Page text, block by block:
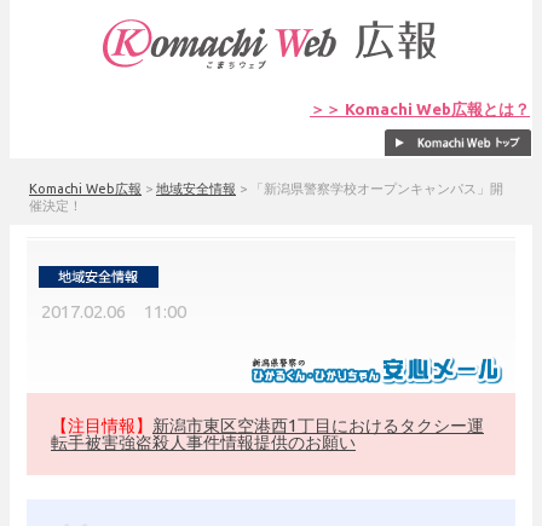
＞＞ Komachi Web広報とは？
Komachi Web広報 > 地域安全情報 >
「新潟県警察学校オープンキャンパス」開
催決定！
2017.02.06 11:00
【注目情報】 新潟市東区空港西1丁目におけるタクシー運
転手被害強盗殺人事件情報提供のお願い